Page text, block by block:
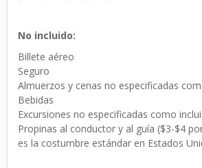
No incluido:
Billete aéreo
Seguro
Almuerzos y cenas no especificadas
Bebidas
Excursiones no especificadas como
Propinas al conductor y al guía ($3-$4
es la costumbre estándar en Estados